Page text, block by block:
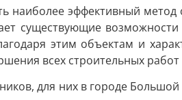
наиболее эффективный
существующие возможности
этим объектам и
всех строительных
для них в городе